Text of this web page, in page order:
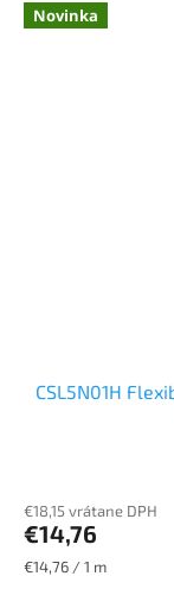
Novinka
CSL5N01H
€18,15 vrátane DPH
€14,76
Jednotková
€14,76 / 1 m